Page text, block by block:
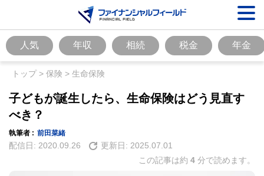
人気 年収 相続 税金 年金
トップ> 保険 > 生命保険
子どもが誕生したら、生命保険はどう見直す
べき？
執筆者 : 前田菜緒
配信日: 2020.09.26 更新日: 2025.07.01
この記事は約 4 分で読めます。